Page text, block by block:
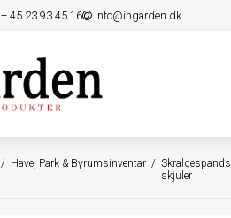
+ 45 23 93 45 16 info@ingarden.dk
/ Have, Park & Byrumsinventar / Skraldespands
skjuler